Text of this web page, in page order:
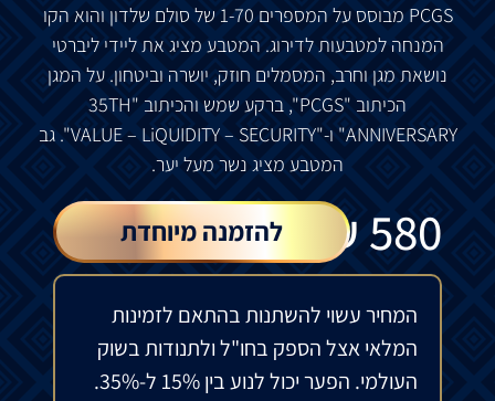
PCGS מבוסס על המספרים של סולם שלדון והוא הקו
המנחה למטבעותלדירוג. המטבע מציג אתליידי ליברטי
נושאת מגן וחרב, המסמלים חוזק, יושרה וביטחון. על המגן
הכיתוב "PCGS", ברקע שמש והכיתוב
"35TH
ANNIVERSARY" ו-"VALUE – LiQUIDITY – SECURITY".
גב
המטבע מציג נשר מעל יער.
580
₪ להזמנה מיוחדת
המחיר עשוי להשתנות בהתאם לזמינות
המלאי אצל הספק בחו"ל ולתנודות בשוק
העולמי. הפער יכול לנוע בין 15% ל-35%.